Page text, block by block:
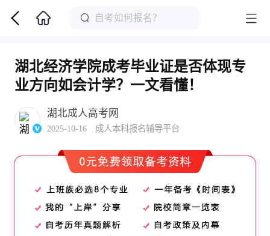
湖北经济学院成考毕业证是否体现专
业方向如会计学？一文看懂！
湖北成人高考网
2025-10-16 成人本科报名辅导平台